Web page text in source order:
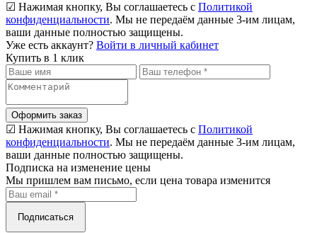
☑ Нажимая кнопку, Вы соглашаетесь с Политикой
конфиденциальности. Мы не передаём данные 3-им лицам,
ваши данные полностью защищены.
Уже есть аккаунт? Войти в личный кабинет
Купить в 1 клик
Оформить заказ
☑ Нажимая кнопку, Вы соглашаетесь с Политикой
конфиденциальности. Мы не передаём данные 3-им лицам,
ваши данные полностью защищены.
Подписка на изменение цены
Мы пришлем вам письмо, если цена товара изменится
Подписаться